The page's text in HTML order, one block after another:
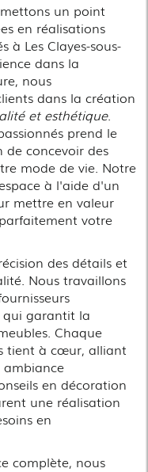
mettons un point
en réalisations
à Les Clayes-sous-
dans la
nous
dans la création
et esthétique.
prend le
de concevoir des
mode de vie. Notre
à l'aide d'un
mettre en valeur
votre
des détails et
Nous travaillons
qui garantit la
Chaque
tient à cœur, alliant
en décoration
une réalisation
en
complète, nous